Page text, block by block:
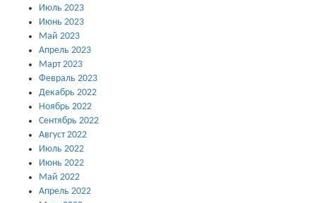
Июль 2023
Июнь 2023
Май 2023
Апрель 2023
Март 2023
Февраль 2023
Декабрь 2022
Ноябрь 2022
Сентябрь 2022
Август 2022
Июль 2022
Июнь 2022
Май 2022
Апрель 2022